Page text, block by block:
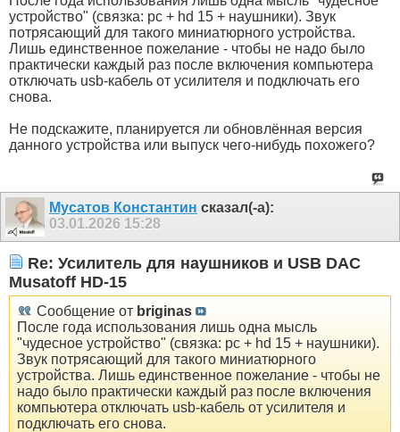
устройство" (связка: pc + hd 15 + наушники). Звук
потрясающий для такого миниатюрного устройства.
Лишь единственное пожелание - чтобы не надо было
практически каждый раз после включения компьютера
отключать usb-кабель от усилителя и подключать его
снова.
Не подскажите, планируется ли обновлённая версия
данного устройства или выпуск чего-нибудь похожего?
Мусатов Константин сказал(-а):
03.01.2026 15:28
Re: Усилитель для наушников и USB DAC
Musatoff HD-15
Сообщение от briginas
После года использования лишь одна мысль
"чудесное устройство" (связка: pc + hd 15 + наушники).
Звук потрясающий для такого миниатюрного
устройства. Лишь единственное пожелание - чтобы не
надо было практически каждый раз после включения
компьютера отключать usb-кабель от усилителя и
подключать его снова.